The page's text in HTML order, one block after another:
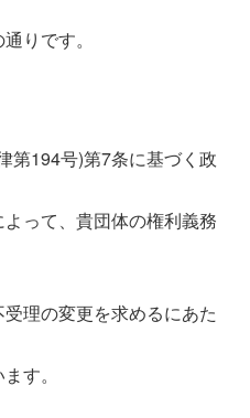
りです。
第194号)第7条に基づく政
って、貴団体の権利義務
理の変更を求めるにあた
す。